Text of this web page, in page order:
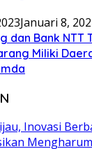
Januari 8,
dan Bank NTT
Miliki